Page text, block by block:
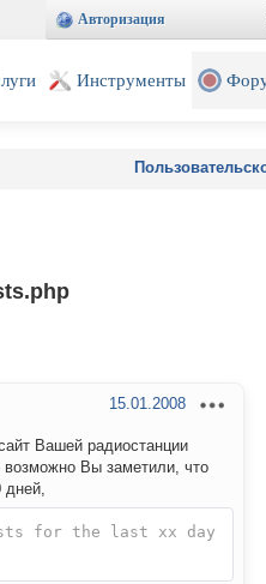
Авторизация
Инструменты
15.01.2008
Вашей радиостанции
возможно Вы заметили, что
дней,
for the last xx day